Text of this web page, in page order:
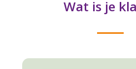
Wat is je